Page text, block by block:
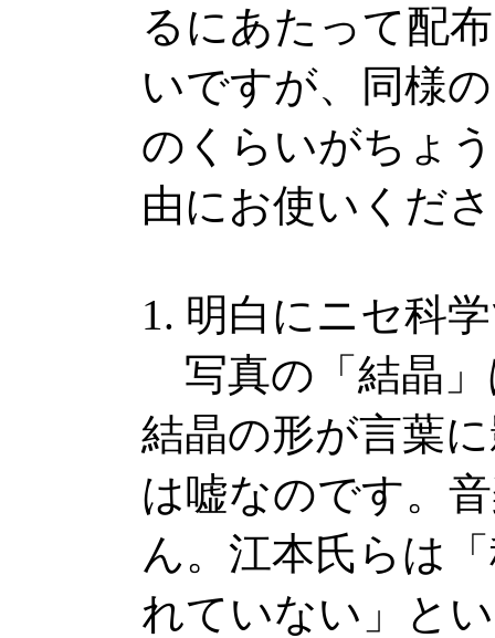
るにあたって配
いですが、同様
のくらいがちょ
由にお使いくだ
1. 明白にニセ科
写真の「結晶」
結晶の形が言葉
は嘘なのです。
ん。江本氏らは
れていない」と